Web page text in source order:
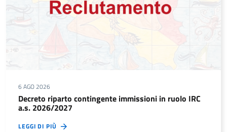
6 AGO 2026
Decreto riparto contingente immissioni in ruolo IRC
a.s. 2026/2027
LEGGI DI PIÙ